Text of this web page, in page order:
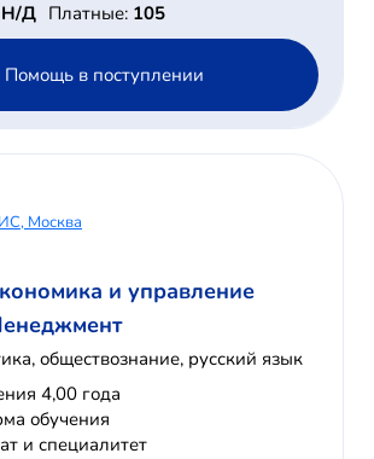
Н/Д Платные: 105
Помощь в поступлении
Москва
и управление
обществознание, русский язык
4,00 года
обучения
и специалитет